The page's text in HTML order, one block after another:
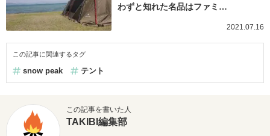
わずと知れた名品はファミ…
2021.07.16
この記事に関連するタグ
snow peak テント
この記事を書いた人
TAKIBI編集部